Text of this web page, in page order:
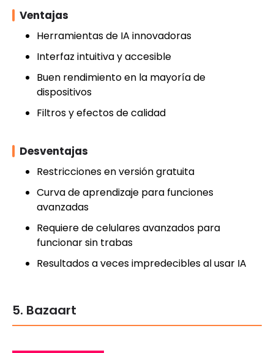
Ventajas
Herramientas de IA innovadoras
Interfaz intuitiva y accesible
Buen rendimiento en la mayoría de
dispositivos
Filtros y efectos de calidad
Desventajas
Restricciones en versión gratuita
Curva de aprendizaje para funciones
avanzadas
Requiere de celulares avanzados para
funcionar sin trabas
Resultados a veces impredecibles al usar IA
5. Bazaart